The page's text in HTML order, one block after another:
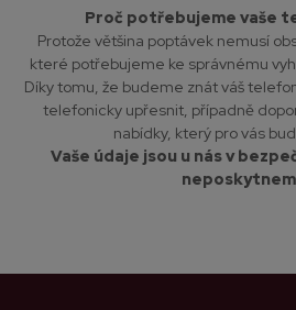
Proč potřebujeme vaše
Protože většina poptávek nemusí
které potřebujeme ke správnému
Díky tomu, že budeme znát váš
telefonicky upřesnit, případně
nabídky, který pro vás
Vaše údaje jsou u nás v